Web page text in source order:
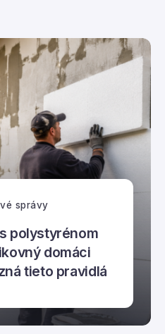
správy
polystyrénom
domáci
tieto pravidlá